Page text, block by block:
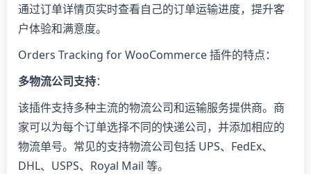
通过订单详情页实时查看自己的订单运输进度，提升客
户体验和满意度。
Orders Tracking for WooCommerce 插件的特点：
多物流公司支持：
该插件支持多种主流的物流公司和运输服务提供商。商
家可以为每个订单选择不同的快递公司，并添加相应的
物流单号。常见的支持物流公司包括 UPS、FedEx、
DHL、USPS、Royal Mail 等。